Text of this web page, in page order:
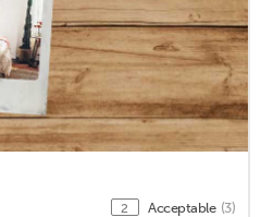
2 Acceptable (3)